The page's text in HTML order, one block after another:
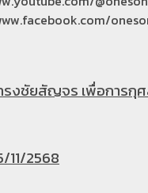
งชัยสัญจร เพื่อการกุ
11/2568